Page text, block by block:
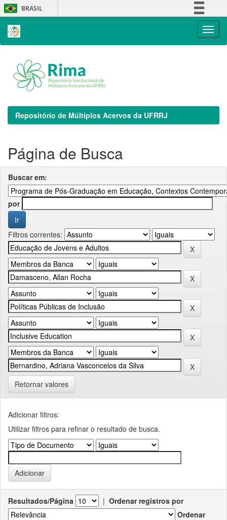
Skip
navigation
BRASIL
Repositório de Múltiplos Acervos da UFRRJ
Página de Busca
Buscar em:
por
Filtros correntes:
Retornar valores
Adicionar filtros:
Utilizar filtros para refinar o resultado de busca.
Resultados/Página | Ordenar registros por
Ordenar